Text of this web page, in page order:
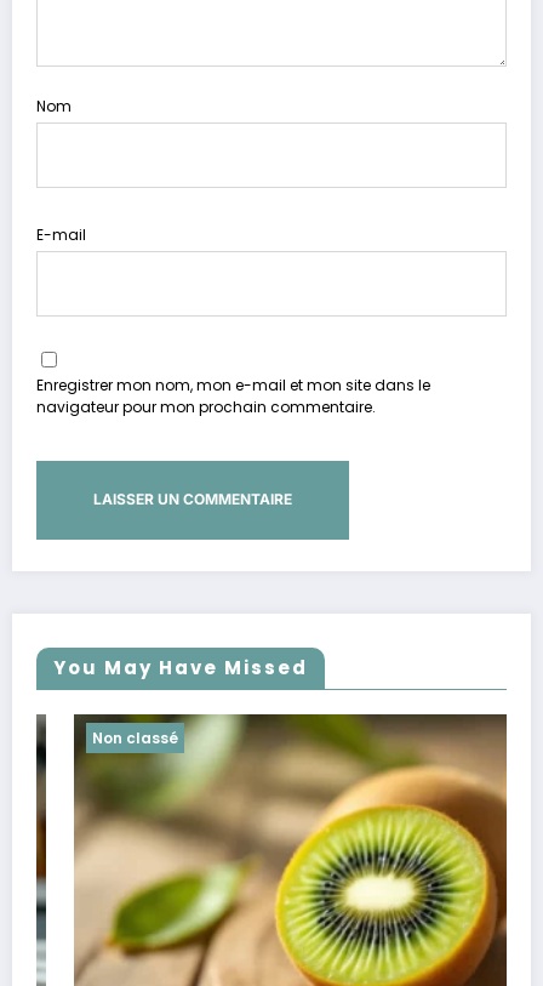
Nom
E-mail
Enregistrer mon nom, mon e-mail et mon site dans le
navigateur pour mon prochain commentaire.
You May Have Missed
Non classé